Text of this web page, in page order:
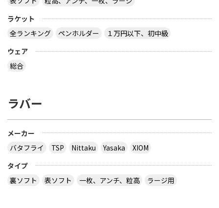
ラケット
全ランキング
ペンホルダー
１万円以下、初中級
ウェア
総合
ラバー
メーカー
バタフライ
TSP Nittaku Yasaka
XIOM
タイプ
裏ソフト
表ソフト 一枚、アンチ、粒高 ラージ用